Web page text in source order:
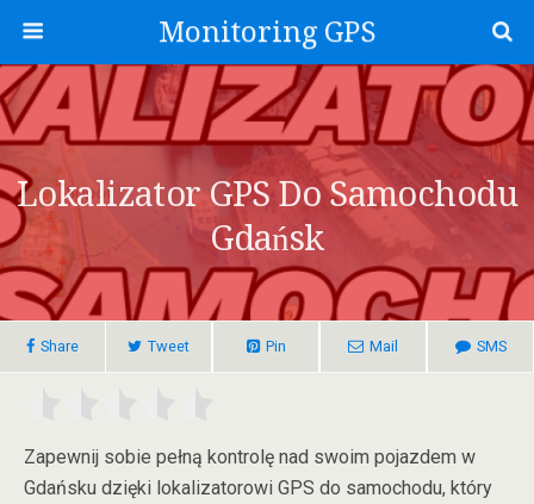
Monitoring GPS
Lokalizator GPS Do Samochodu
Gdańsk
Share Tweet Pin Mail SMS
Zapewnij sobie pełną kontrolę nad swoim pojazdem w
Gdańsku dzięki lokalizatorowi GPS do samochodu, który